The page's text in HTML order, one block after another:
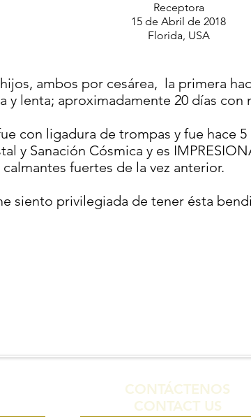
Receptora
15 de Abril de 2018
Florida, USA
ambos por cesárea, la primera
y lenta; aproximadamente 20 días con
con ligadura de trompas y fue hace
y Sanación Cósmica y es
fuertes de la vez anterior.
siento privilegiada de tener ésta
CONTÁCTENOS
CONTACT US